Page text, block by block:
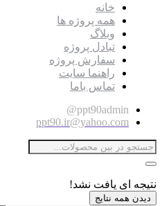
خانه
همه پروژه ها
وبلاگ
تبادل پروژه
سفارش پروژه
راهنما سایت
تماس باما
ppt90admin@
ppt90.ir@yahoo.com
نتیجه ای یافت نشد!
دیدن همه نتایج